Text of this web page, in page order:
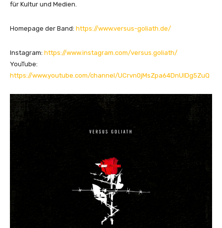
für Kultur und Medien.
Homepage der Band: https://www.versus-goliath.de/
Instagram: https://www.instagram.com/versus.goliath/
YouTube:
https://www.youtube.com/channel/UCrvn0jMsZpa64DnUIDg5ZuQ